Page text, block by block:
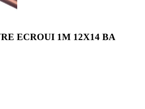
ECROUI 1M 12X14 BA